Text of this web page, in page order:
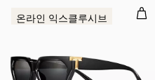
선
온라인 익스클루시브